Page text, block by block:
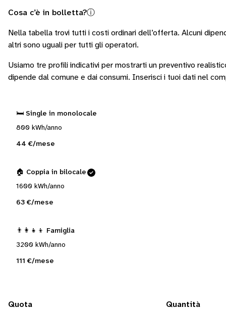
Cosa c’è in bolletta?ⓘ
Nella tabella trovi tutti i costi ordinari dell’offerta. Alcuni
altri sono uguali per tutti gli operatori.
Usiamo tre profili indicativi per mostrarti un preventivo
dipende dal comune e dai consumi. Inserisci i tuoi dati nel
🛏️ Single in monolocale
800 kWh/anno
44 €/mese
🏠 Coppia in bilocale
1600 kWh/anno
63 €/mese
👨‍👩‍👧‍👦 Famiglia
3200 kWh/anno
111 €/mese
Quota Quantità